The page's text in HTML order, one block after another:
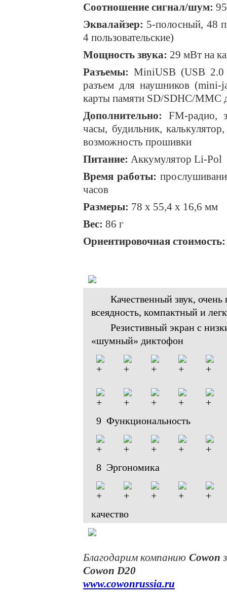
Соотношение сигнал/шум:
Эквалайзер: 5-полосный, 48
4 пользовательские)
Мощность звука: 29 мВт на
Разъемы: MiniUSB (USB 2.0
разъем для наушников
карты памяти SD/SDHC/MMC
Дополнительно: FM-радио,
часы, будильник,
возможность прошивки
Питание: Аккумулятор Li-Pol
Время работы:
часов
Размеры: 78 х 55,4 х 16,6 мм
Вес: 86 г
Ориентировочная
Качественный звук,
всеядность, компактный и
Резистивный экран с
«шумный» диктофон
9 Функциональность
8 Эргономика
качество
Благодарим компанию Cowon
Cowon D20
www.cowonrussia.ru